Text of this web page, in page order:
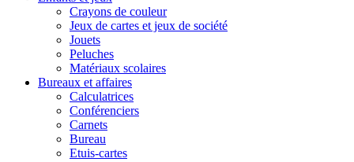
Crayons de couleur
Jeux de cartes et jeux de société
Jouets
Peluches
Matériaux scolaires
Bureaux et affaires
Calculatrices
Conférenciers
Carnets
Bureau
Etuis-cartes